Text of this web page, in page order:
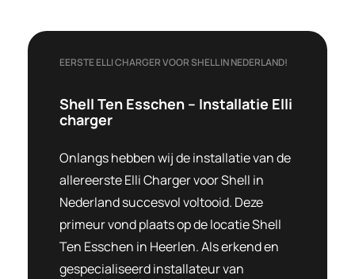
EERSTE ELLI CHARGER VOOR SHELL IN NEDERLAND!
Shell Ten Esschen – Installatie Elli
charger
Onlangs hebben wij de installatie van de
allereerste Elli Charger voor Shell in
Nederland succesvol voltooid. Deze
primeur vond plaats op de locatie Shell
Ten Esschen in Heerlen. Als erkend en
gespecialiseerd installateur van